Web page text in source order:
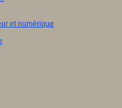
et numérique